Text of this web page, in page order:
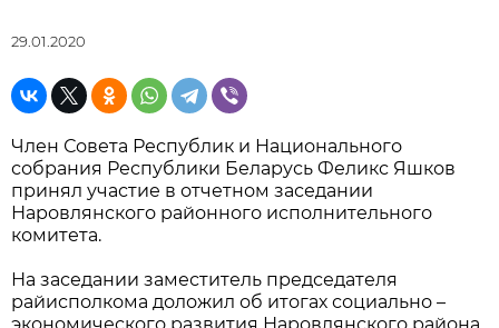
29.01.2020
Член Совета Республик и Национального
собрания Республики Беларусь Феликс Яшков
принял участие в отчетном заседании
Наровлянского районного исполнительного
комитета.
На заседании заместитель председателя
райисполкома доложил об итогах социально –